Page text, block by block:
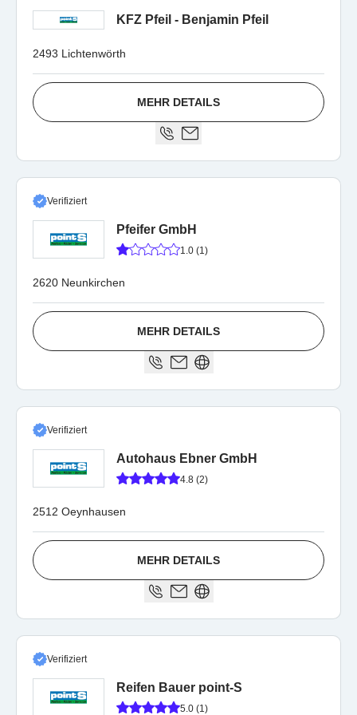
KFZ Pfeil - Benjamin Pfeil
2493 Lichtenwörth
MEHR DETAILS
Verifiziert
Pfeifer GmbH
1.0 (1)
2620 Neunkirchen
MEHR DETAILS
Verifiziert
Autohaus Ebner GmbH
4.8 (2)
2512 Oeynhausen
MEHR DETAILS
Verifiziert
Reifen Bauer point-S
5.0 (1)